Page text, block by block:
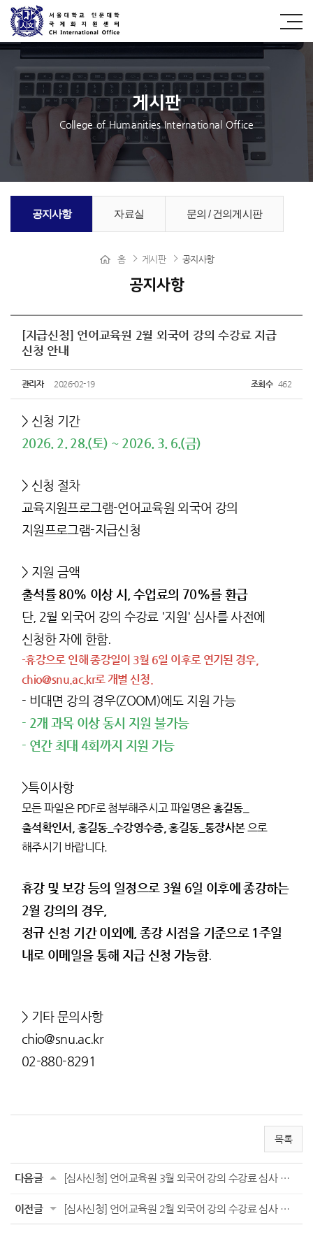
게시판
College of Humanities International Office
공지사항 자료실 문의 / 건의게시판
홈 게시판 공지사항
공지사항
[지급신청] 언어교육원 2월 외국어 강의 수강료 지급
신청 안내
관리자 2026-02-19 조회수 462
> 신청 기간
2026. 2. 28.(토) ~ 2026. 3. 6.(금)
> 신청 절차
교육지원프로그램-언어교육원 외국어 강의
지원프로그램-지급신청
> 지원 금액
출석률 80% 이상 시, 수업료의 70%를 환급
단, 2월 외국어 강의 수강료 '지원' 심사를 사전에
신청한 자에 한함.
-휴강으로 인해 종강일이 3월 6일 이후로 연기된 경우,
chio@snu.ac.kr로 개별 신청.
- 비대면 강의 경우(ZOOM)에도 지원 가능
- 2개 과목 이상 동시 지원 불가능
- 연간 최대 4회까지 지원 가능
>특이사항
모든 파일은 PDF로 첨부해주시고 파일명은홍길동_
출석확인서, 홍길동_수강영수증, 홍길동_통장사본으로
해주시기 바랍니다.
휴강 및 보강 등의 일정으로 3월 6일 이후에 종강하는
2월 강의의 경우,
정규 신청 기간 이외에, 종강 시점을 기준으로 1주일
내로 이메일을 통해 지급 신청 가능함.
> 기타 문의사항
chio@snu.ac.kr
02-880-8291
목록
다음글 [심사신청] 언어교육원 3월 외국어 강의 수강료 심사 신청 안내
이전글 [심사신청] 언어교육원 2월 외국어 강의 수강료 심사 신청 안내